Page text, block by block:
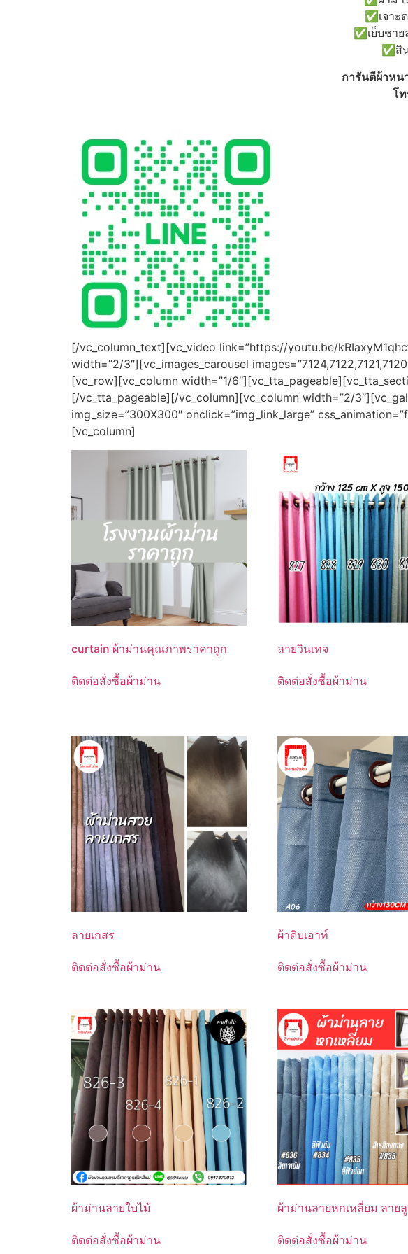
✅เจาะ
✅เย็บชา
✅สิ
การันตีผ้าห
โ
[/vc_column_text][vc_video link=”https://youtu.be/
width=”2/3″][vc_images_carousel
[vc_row][vc_column width=”1/
[/vc_tta_pageable][/vc_column][vc_column width=”2/
img_size=”300X300″ onclick=”img_link_large”
[vc_column]
curtain ผ้าม่านคุณภาพราคาถูก
ติดต่อสั่งซื้อผ้าม่าน
ลายวินเทจ
ติดต่อสั่งซื้อผ้าม่าน
ลายเกสร
ติดต่อสั่งซื้อผ้าม่าน
ผ้าดิบเอาท์
ติดต่อสั่งซื้อผ้าม่าน
ผ้าม่านลายใบไม้
ติดต่อสั่งซื้อผ้าม่าน
ผ้าม่านลายหกเหลี่ยม ลาย
ติดต่อสั่งซื้อผ้าม่าน